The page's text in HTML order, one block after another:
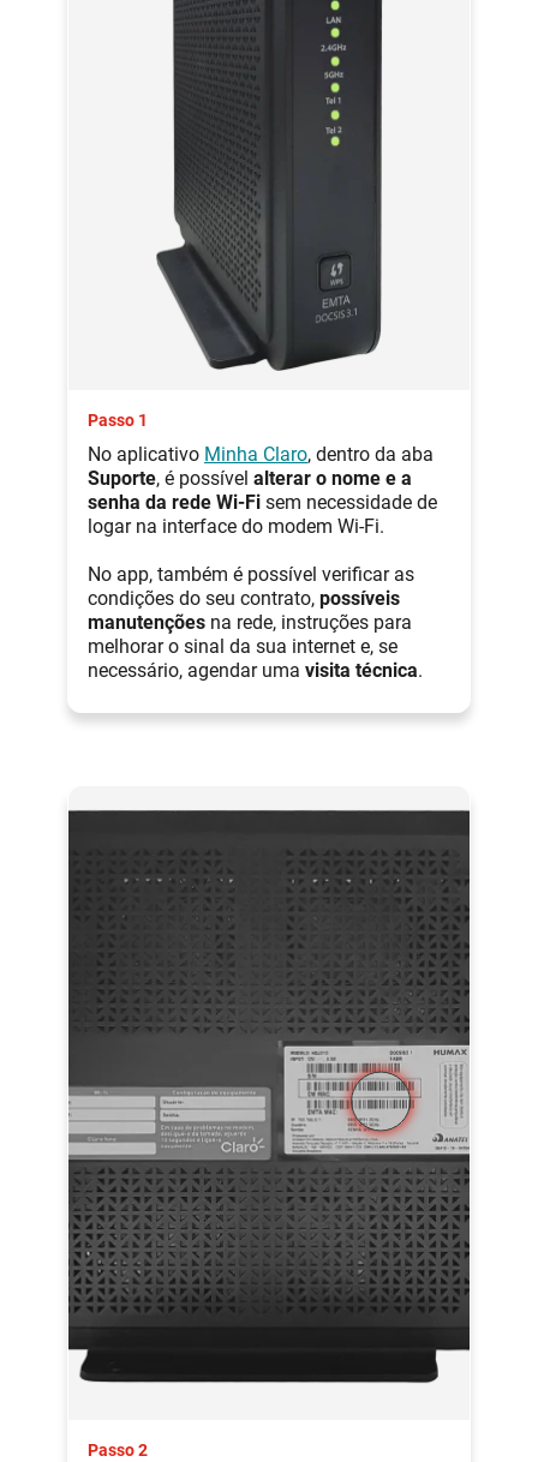
Passo 1
No aplicativo Minha Claro, dentro da aba
Suporte, é possível alterar o nome e a
senha da rede Wi-Fi sem necessidade de
logar na interface do modem Wi-Fi.
No app, também é possível verificar as
condições do seu contrato, possíveis
manutenções na rede, instruções para
melhorar o sinal da sua internet e, se
necessário, agendar uma visita técnica.
Passo 2